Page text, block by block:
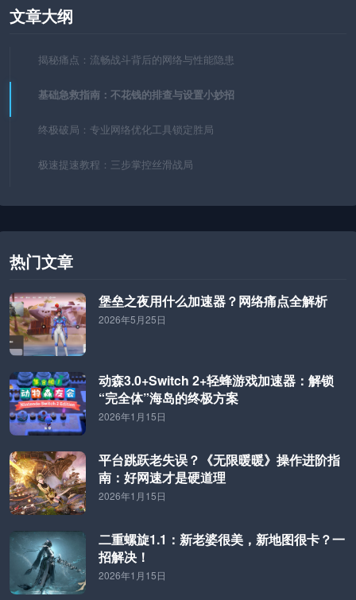
文章大纲
揭秘痛点：流畅战斗背后的网络与性能隐患
基础急救指南：不花钱的排查与设置小妙招
终极破局：专业网络优化工具锁定胜局
极速提速教程：三步掌控丝滑战局
热门文章
堡垒之夜用什么加速器？网络痛点全解析
2026年5月25日
动森3.0+Switch 2+轻蜂游戏加速器：解锁
“完全体”海岛的终极方案
2026年1月15日
平台跳跃老失误？《无限暖暖》操作进阶指
南：好网速才是硬道理
2026年1月15日
二重螺旋1.1：新老婆很美，新地图很卡？一
招解决！
2026年1月15日